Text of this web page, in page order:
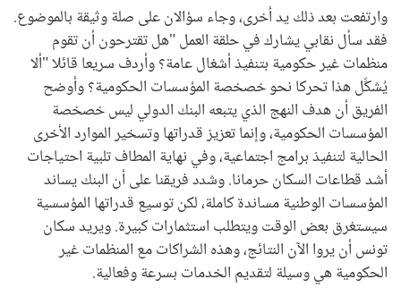
وارتفعت بعد ذلك يد أخرى، وجاء سؤالان على صلة وثيقة بالموضوع.
فقد سأل نقابي يشارك في حلقة العمل "هل تقترحون أن تقوم
منظمات غير حكومية بتنفيذ أشغال عامة؟ وأردف سريعا قائلا "ألا
يُشكِّل هذا تحركا نحو خصخصة المؤسسات الحكومية؟ وأوضح
الفريق أن هدف النهج الذي يتبعه البنك الدولي ليس خصخصة
المؤسسات الحكومية، وإنما تعزيز قدراتها وتسخير الموارد الأخرى
الحالية لتنفيذ برامج اجتماعية، وفي نهاية المطاف تلبية احتياجات
أشد قطاعات السكان حرمانا. وشدد فريقنا على أن البنك يساند
المؤسسات الوطنية مساندة كاملة، لكن توسيع قدراتها المؤسسية
سيستغرق بعض الوقت ويتطلب استثمارات كبيرة. ويريد سكان
تونس أن يروا الآن النتائج، وهذه الشراكات مع المنظمات غير
الحكومية هي وسيلة لتقديم الخدمات بسرعة وفعالية.